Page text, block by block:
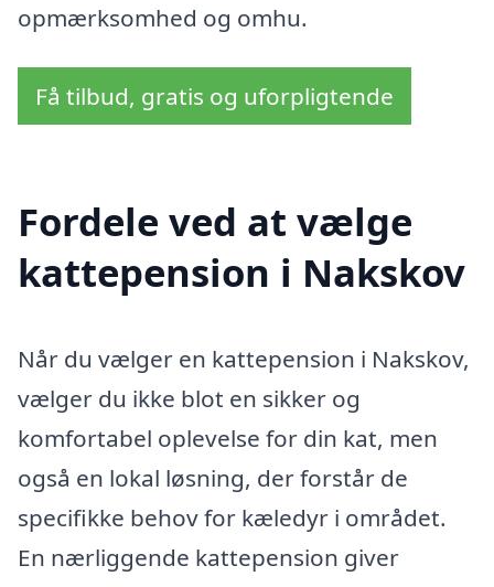
opmærksomhed og omhu.
Få tilbud, gratis og uforpligtende
Fordele ved at vælge
kattepension i Nakskov
Når du vælger en kattepension i Nakskov,
vælger du ikke blot en sikker og
komfortabel oplevelse for din kat, men
også en lokal løsning, der forstår de
specifikke behov for kæledyr i området.
En nærliggende kattepension giver